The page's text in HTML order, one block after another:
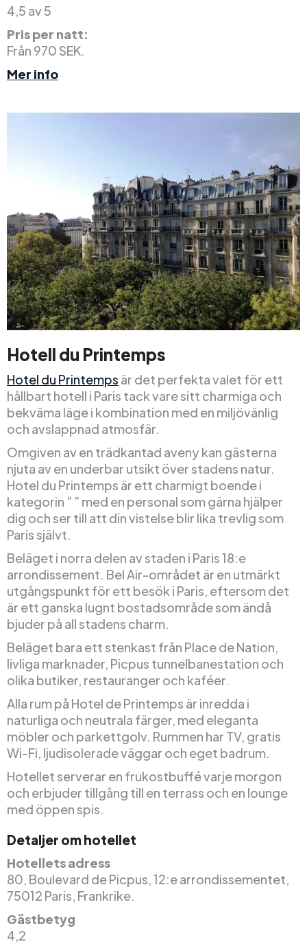
4,5 av 5
Pris per natt:
Från 970 SEK.
Mer info
Hotell du Printemps
Hotel du Printemps är det perfekta valet för ett
hållbart hotell i Paris tack vare sitt charmiga och
bekväma läge i kombination med en miljövänlig
och avslappnad atmosfär.
Omgiven av en trädkantad aveny kan gästerna
njuta av en underbar utsikt över stadens natur.
Hotel du Printemps är ett charmigt boende i
kategorin ” ” med en personal som gärna hjälper
dig och ser till att din vistelse blir lika trevlig som
Paris självt.
Beläget i norra delen av staden i Paris 18:e
arrondissement. Bel Air-området är en utmärkt
utgångspunkt för ett besök i Paris, eftersom det
är ett ganska lugnt bostadsområde som ändå
bjuder på all stadens charm.
Beläget bara ett stenkast från Place de Nation,
livliga marknader, Picpus tunnelbanestation och
olika butiker, restauranger och kaféer.
Alla rum på Hotel de Printemps är inredda i
naturliga och neutrala färger, med eleganta
möbler och parkettgolv. Rummen har TV, gratis
Wi-Fi, ljudisolerade väggar och eget badrum.
Hotellet serverar en frukostbuffé varje morgon
och erbjuder tillgång till en terrass och en lounge
med öppen spis.
Detaljer om hotellet
Hotellets adress
80, Boulevard de Picpus, 12:e arrondissementet,
75012 Paris, Frankrike.
Gästbetyg
4,2